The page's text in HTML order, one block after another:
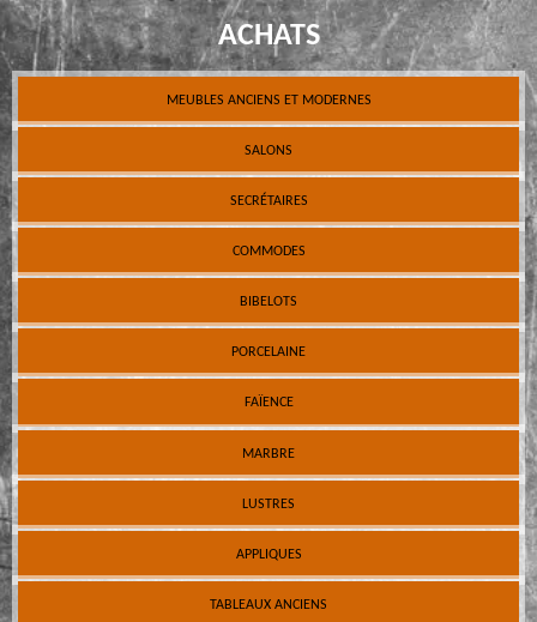
ACHATS
MEUBLES ANCIENS ET MODERNES
SALONS
SECRÉTAIRES
COMMODES
BIBELOTS
PORCELAINE
FAÏENCE
MARBRE
LUSTRES
APPLIQUES
TABLEAUX ANCIENS